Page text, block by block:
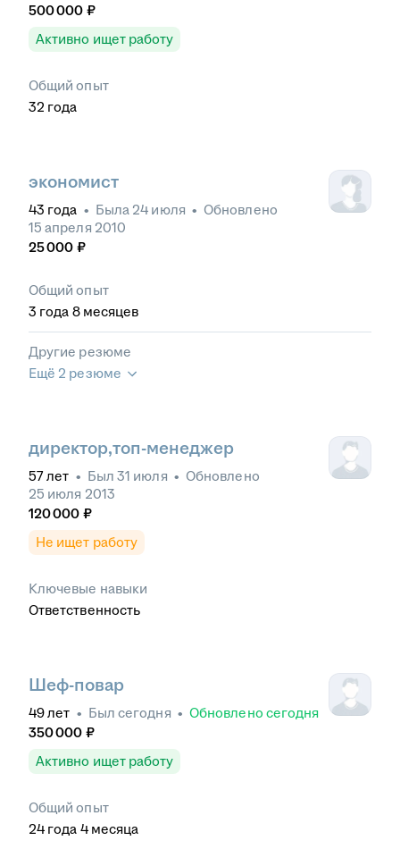
500 000 ₽
Активно ищет работу
Общий опыт
32 года
экономист
43 года • Была 24 июля • Обновлено
15 апреля 2010
25 000 ₽
Общий опыт
3 года 8 месяцев
Другие резюме
Ещё 2 резюме
директор,топ-менеджер
57лет • Был 31 июля • Обновлено
25 июля 2013
120 000 ₽
Не ищет работу
Ключевые навыки
Ответственность
Шеф-повар
49лет • Был сегодня • Обновлено сегодня
350 000 ₽
Активно ищет работу
Общий опыт
24 года 4 месяца